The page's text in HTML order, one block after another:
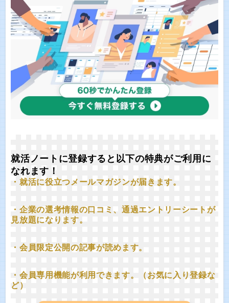
就活ノートに登録すると以下の特典がご利用に
なれます！
・就活に役立つメールマガジンが届きます。
・企業の選考情報の口コミ、通過エントリーシートが
見放題になります。
・会員限定公開の記事が読めます。
・会員専用機能が利用できます。（お気に入り登録な
ど）